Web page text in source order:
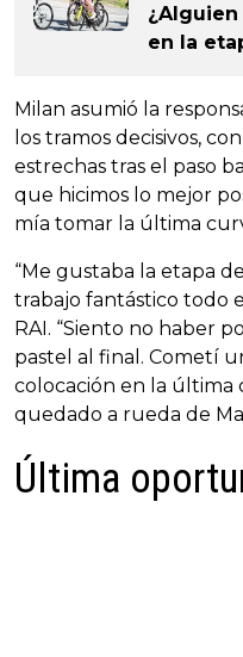
en la
Milan asumió la
los tramos decisivos,
estrechas tras el paso
que hicimos lo mejor
mía tomar la última
“Me gustaba la etapa
trabajo fantástico todo
RAI. “Siento no haber
pastel al final. Cometí
colocación en la última
quedado a rueda de
Última